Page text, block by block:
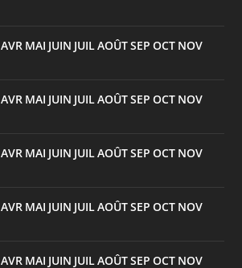
AVR MAI JUIN JUIL AOÛTSEP OCT NOV
AVR MAI JUIN JUIL AOÛTSEP OCT NOV
AVR MAI JUIN JUIL AOÛTSEP OCT NOV
AVR MAI JUIN JUIL AOÛTSEP OCT NOV
AVR MAI JUIN JUIL AOÛTSEP OCT NOV